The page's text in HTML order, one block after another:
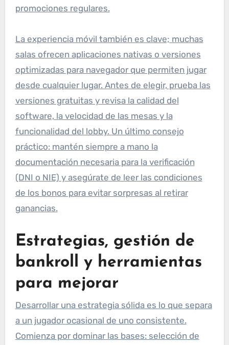
promociones regulares.
La experiencia móvil también es clave; muchas
salas ofrecen aplicaciones nativas o versiones
optimizadas para navegador que permiten jugar
desde cualquier lugar. Antes de elegir, prueba las
versiones gratuitas y revisa la calidad del
software, la velocidad de las mesas y la
funcionalidad del lobby. Un último consejo
práctico: mantén siempre a mano la
documentación necesaria para la verificación
(DNI o NIE) y asegúrate de leer las condiciones
de los bonos para evitar sorpresas al retirar
ganancias.
Estrategias, gestión de
bankroll y herramientas
para mejorar
Desarrollar una estrategia sólida es lo que separa
a un jugador ocasional de uno consistente.
Comienza por dominar las bases: selección de